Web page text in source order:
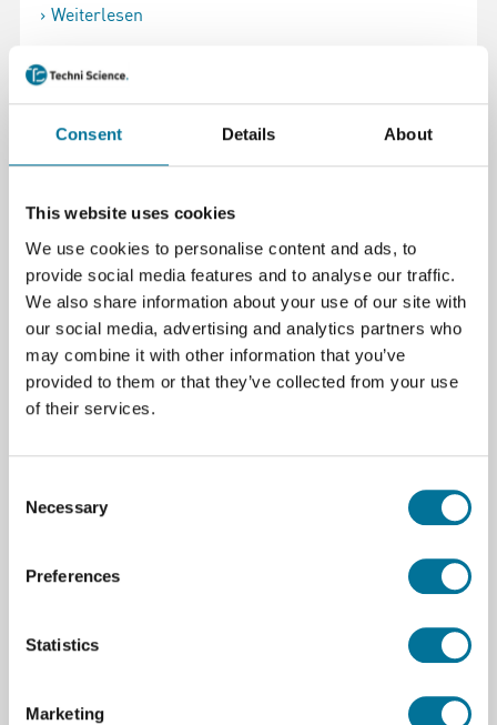
Consent Details About
This website uses cookies
We use cookies to personalise content and ads, to
provide social media features and to analyse our traffic.
We also share information about your use of our site with
our social media, advertising and analytics partners who
may combine it with other information that you’ve
provided to them or that they’ve collected from your use
of their services.
Selection
Necessary
Preferences
Statistics
Marketing
Weiterlesen
Artikelnummer
336,08 €
Zum Warenkorb hinzufügen
Seite drucken
Beschreibung
Küvetten für das UV-Spektrometer. SPRT-UV-VIS
Spezifikationen